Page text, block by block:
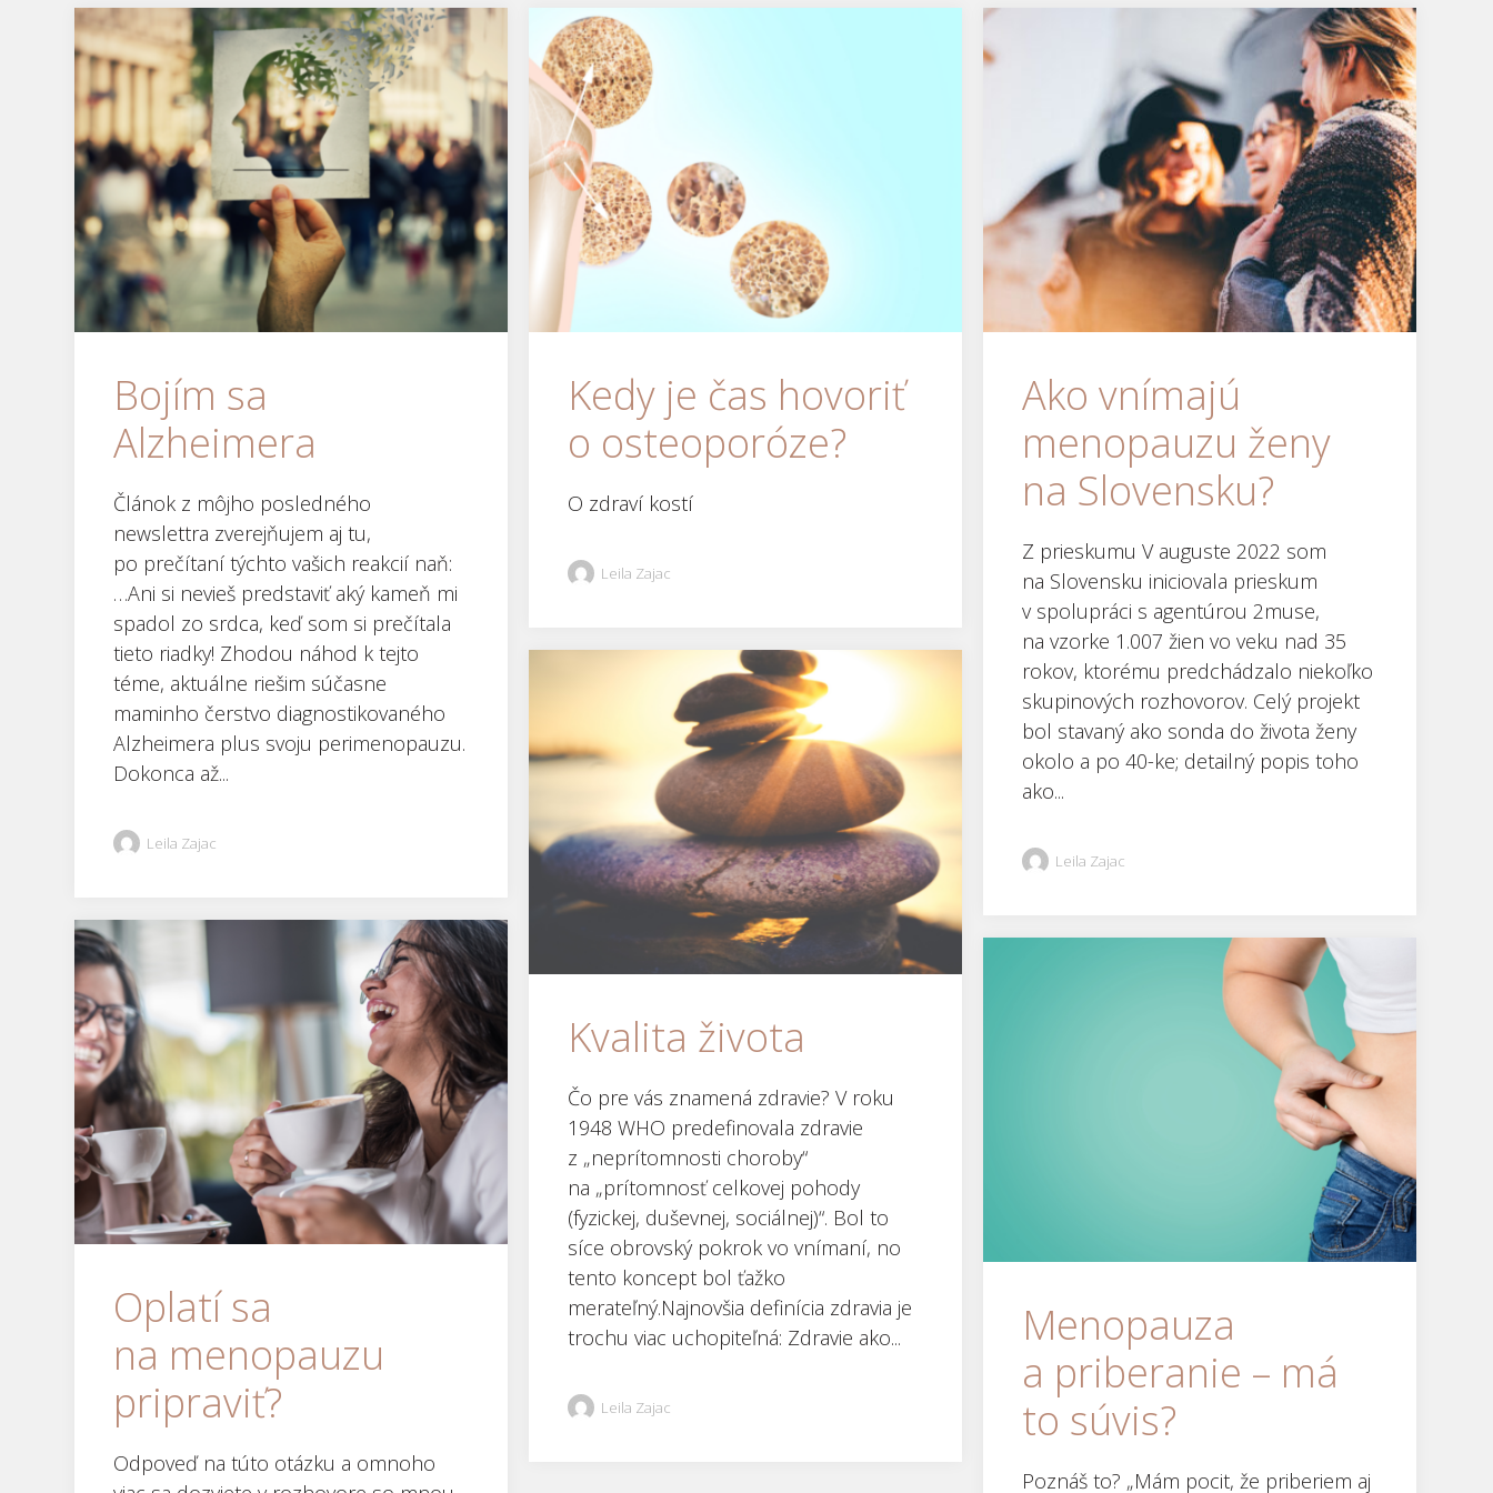
Bojím sa
Alzheimera
Článok z môjho posledného
newslettra zverejňujem aj tu,
po prečítaní týchto vašich reakcií naň:
…Ani si nevieš predstaviť aký kameň mi
spadol zo srdca, keď som si prečítala
tieto riadky! Zhodou náhod k tejto
téme, aktuálne riešim súčasne
maminho čerstvo diagnostikovaného
Alzheimera plus svoju perimenopauzu.
Dokonca až...
Leila Zajac
Kedy je čas hovoriť
o osteoporóze?
O zdraví kostí
Leila Zajac
Ako vnímajú
menopauzu ženy
na Slovensku?
Z prieskumu V auguste 2022 som
na Slovensku iniciovala prieskum
v spolupráci s agentúrou 2muse,
na vzorke 1.007 žien vo veku nad 35
rokov, ktorému predchádzalo niekoľko
skupinových rozhovorov. Celý projekt
bol stavaný ako sonda do života ženy
okolo a po 40-ke; detailný popis toho
ako...
Leila Zajac
Kvalita života
Čo pre vás znamená zdravie? V roku
1948 WHO predefinovala zdravie
z „neprítomnosti choroby“
na „prítomnosť celkovej pohody
(fyzickej, duševnej, sociálnej)“. Bol to
síce obrovský pokrok vo vnímaní, no
tento koncept bol ťažko
merateľný.Najnovšia definícia zdravia je
trochu viac uchopiteľná: Zdravie ako...
Leila Zajac
Oplatí sa
na menopauzu
pripraviť?
Odpoveď na túto otázku a omnoho
Menopauza
a priberanie – má
to súvis?
Poznáš to? „Mám pocit, že priberiem aj